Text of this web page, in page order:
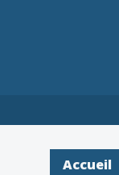
Accueil